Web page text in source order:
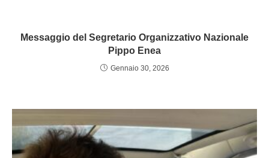
Messaggio del Segretario Organizzativo Nazionale
Pippo Enea
Gennaio 30, 2026